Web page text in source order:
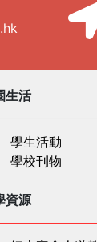
生活
學生活動
學校刊物
資源